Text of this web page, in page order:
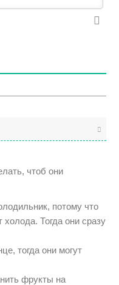
чтоб они
потому что
Тогда они сразу
тогда они могут
фрукты на